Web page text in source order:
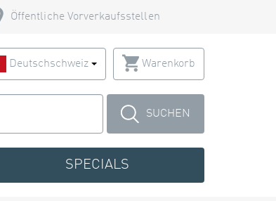
Öffentliche Vorverkaufsstellen
Deutschschweiz Warenkorb
SUCHEN
SPECIALS